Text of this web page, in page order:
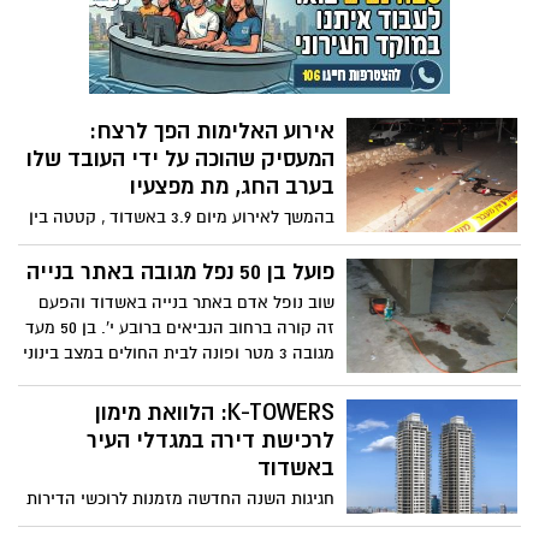
מוזעקים לעיתים לאירועי חירום, אשר יש בהם
קושי להגיע אל הפצועים במרחבי הדיונות
והחופים באשדוד. כבר תקופה ארוכה, דובר
על הצורך בטרקטורון באזור זה וכבר היו
הייתה יכולת שינוע לצוות הרפואי, בשטח
דיונות החול והחוף.
אירוע האלימות הפך לרצח:
המעסיק שהוכה על ידי העובד שלו
בערב החג, מת מפצעיו
בהמשך לאירוע מיום 3.9 באשדוד , קטטה בין
מעסיק ועובד במהלכה הותקף המעסיק, דוד
סמג'ה באופן קשה ופונה לבית החולים. היום
דווח מבית החולים בלינסון כי דוד סמדג'ה ילד
1958 שסבל מחבלות קשות בראש ובצקת
מוחית נפטר מפצעיו. החשוד במעשה תושב
פועל בן 50 נפל מגובה באתר בנייה
שוב נופל אדם באתר בנייה באשדוד והפעם
זה קורה ברחוב הנביאים ברובע י'. בן 50 מעד
מגובה 3 מטר ופונה לבית החולים במצב בינוני
ראשוני
K-TOWERS: הלוואת מימון
לרכישת דירה במגדלי העיר
באשדוד
חגיגות השנה החדשה מזמנות לרוכשי הדירות
הפוטנציאליים הזדמנות מצויינת לרכוש דירה